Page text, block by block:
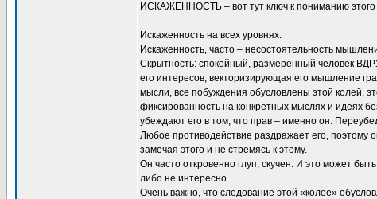
ИСКАЖЕННОСТЬ – вот тут ключ к пониманию
Искаженность на всех уровнях.
Искаженность, часто – несостоятельность
Скрытность: спокойный, размеренный человек
его интересов, векторизирующая его мышление
мысли, все побуждения обусловлены этой колей,
фиксированность на конкретных мыслях и идеях
убеждают его в том, что прав – именно он.
Любое противодействие раздражает его, поэтому
замечая этого и не стремясь к этому.
Он часто откровенно глуп, скучен. И это может
либо не интересно.
Очень важно, что следование этой «колее»